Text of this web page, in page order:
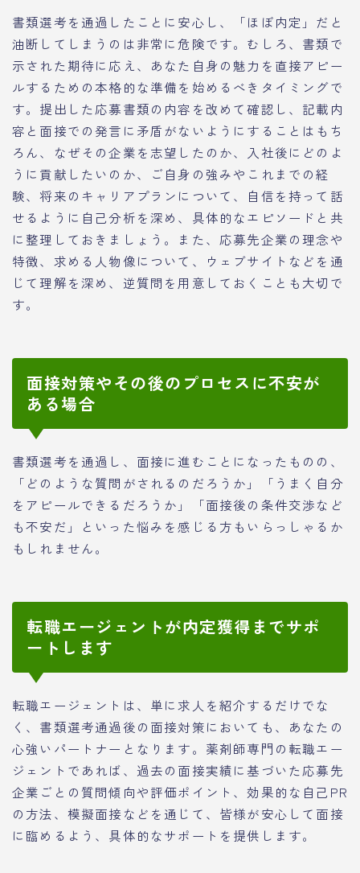
書類選考を通過したことに安心し、「ほぼ内定」だと
油断してしまうのは非常に危険です。むしろ、書類で
示された期待に応え、あなた自身の魅力を直接アピー
ルするための本格的な準備を始めるべきタイミングで
す。提出した応募書類の内容を改めて確認し、記載内
容と面接での発言に矛盾がないようにすることはもち
ろん、なぜその企業を志望したのか、入社後にどのよ
うに貢献したいのか、ご自身の強みやこれまでの経
験、将来のキャリアプランについて、自信を持って話
せるように自己分析を深め、具体的なエピソードと共
に整理しておきましょう。また、応募先企業の理念や
特徴、求める人物像について、ウェブサイトなどを通
じて理解を深め、逆質問を用意しておくことも大切で
す。
面接対策やその後のプロセスに不安が
ある場合
書類選考を通過し、面接に進むことになったものの、
「どのような質問がされるのだろうか」「うまく自分
をアピールできるだろうか」「面接後の条件交渉など
も不安だ」といった悩みを感じる方もいらっしゃるか
もしれません。
転職エージェントが内定獲得までサポ
ートします
転職エージェントは、単に求人を紹介するだけでな
く、書類選考通過後の面接対策においても、あなたの
心強いパートナーとなります。薬剤師専門の転職エー
ジェントであれば、過去の面接実績に基づいた応募先
企業ごとの質問傾向や評価ポイント、効果的な自己PR
の方法、模擬面接などを通じて、皆様が安心して面接
に臨めるよう、具体的なサポートを提供します。